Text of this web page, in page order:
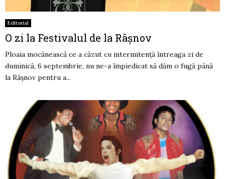
Editorial
O zi la Festivalul de la Râşnov
Ploaia mocănească ce a căzut cu intermitenţă întreaga zi de
duminică, 6 septembrie, nu ne-a împiedicat să dăm o fugă până
la Râşnov pentru a...